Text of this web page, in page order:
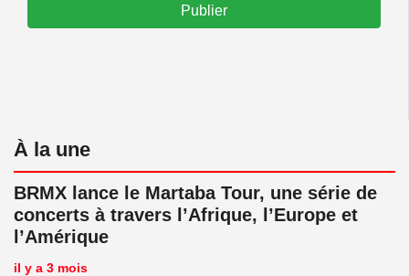
Publier
À la une
BRMX lance le Martaba Tour, une série de
concerts à travers l’Afrique, l’Europe et
l’Amérique
il y a 3 mois